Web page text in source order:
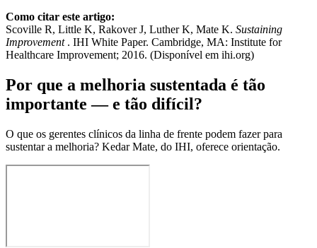
Como citar este artigo:
Scoville R, Little K, Rakover J, Luther K, Mate K. Sustaining
Improvement. IHI White Paper. Cambridge, MA: Institute for
Healthcare Improvement; 2016. (Disponível em ihi.org)
Por que a melhoria sustentada é tão
importante — e tão difícil?
O que os gerentes clínicos da linha de frente podem fazer para
sustentar a melhoria? Kedar Mate, do IHI, oferece orientação.